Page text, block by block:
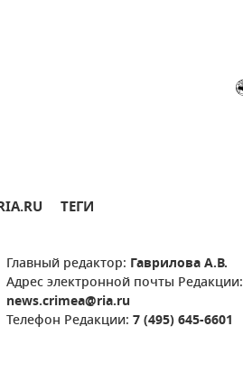
ТЕГИ
Главный редактор: Гаврилова А.В.
Адрес электронной почты Редакции:
news.crimea@ria.ru
Телефон Редакции: 7 (495) 645-6601